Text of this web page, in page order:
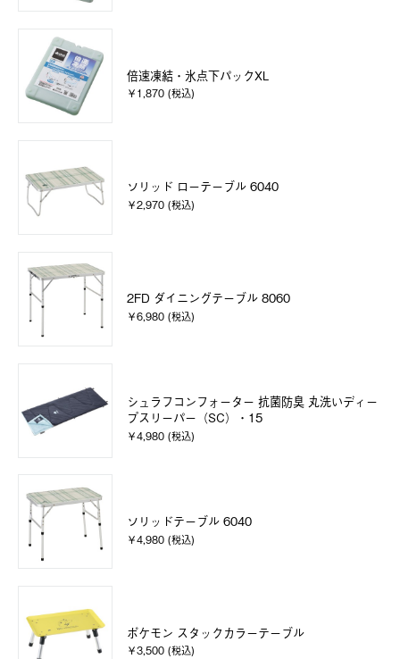
倍速凍結・氷点下パックXL
￥1,870 (税込)
ソリッド ローテーブル 6040
￥2,970 (税込)
2FD ダイニングテーブル 8060
￥6,980 (税込)
シュラフコンフォーター 抗菌防臭 丸洗いディー
プスリーパー（SC）・15
￥4,980 (税込)
ソリッドテーブル 6040
￥4,980 (税込)
ポケモン スタックカラーテーブル
￥3,500 (税込)